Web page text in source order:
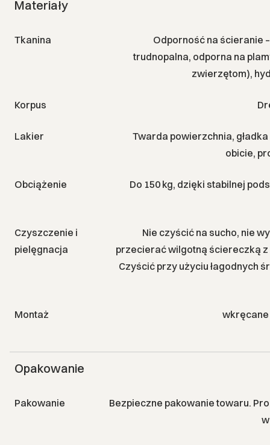
Materiały
Tkanina
Odporność na ścieranie
trudnopalna, odporna na
zwierzętom),
Korpus
Lakier
Twarda powierzchnia,
obicie,
Obciążenie Do 150 kg, dzięki stabilnej
Czyszczenie i
pielęgnacja
Nie czyścić na sucho, nie
przecierać wilgotną ściereczką
Czyścić przy użyciu łagodnych
Montaż
Opakowanie
Pakowanie
Bezpieczne pakowanie towaru.